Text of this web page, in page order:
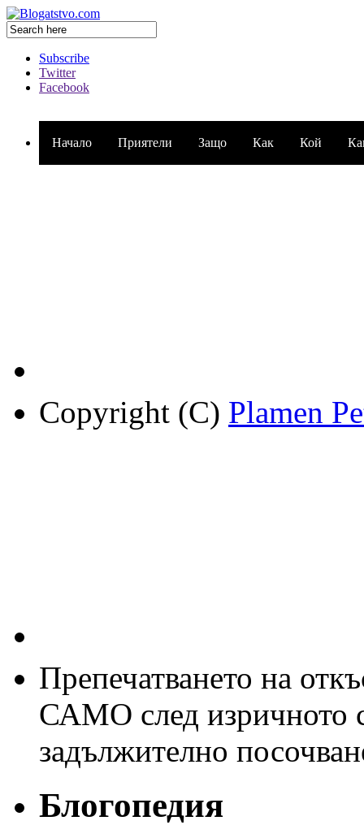
Subscribe
Twitter
Facebook
Начало Приятели Защо Как Кой
Copyright (C) Plamen
Препечатването на
САМО след изричното
задължително
Блогопедия